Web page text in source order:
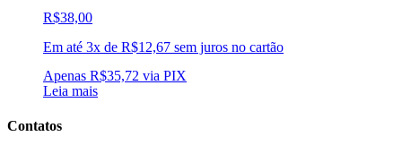
R$38,00
Em até 3x de R$12,67 sem juros no cartão
Apenas R$35,72 via PIX
Leia mais
Contatos